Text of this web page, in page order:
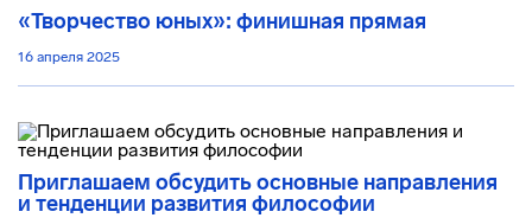
«Творчество юных»: финишная прямая
16 апреля 2025
Приглашаем обсудить основные направления
и тенденции развития философии